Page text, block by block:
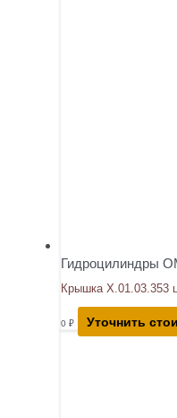
Гидроцилиндры
Крышка Х.01.03.353
0 ₽ Уточнить